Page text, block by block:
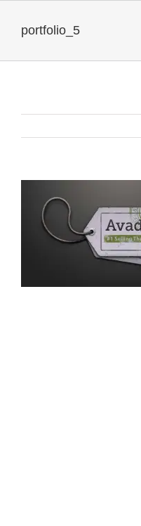
portfolio_5